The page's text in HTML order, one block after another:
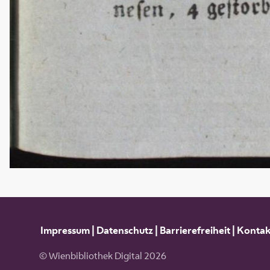
Impressum| Datenschutz| Barrierefreiheit|
© Wienbibliothek Digital 2026